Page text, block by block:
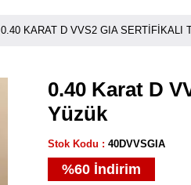
0.40 KARAT D VVS2 GIA SERTIFIKALI
0.40 Karat D
Yüzük
Stok Kodu 40DVVSGIA
%60 İndirim